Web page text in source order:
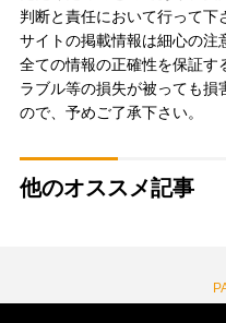
判断と責任において行って下
サイトの掲載情報は細心の注
全ての情報の正確性を保証す
ラブル等の損失が被っても損
ので、予めご了承下さい。
他のオススメ記事